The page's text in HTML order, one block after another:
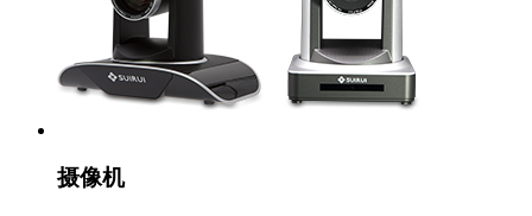
摄像机